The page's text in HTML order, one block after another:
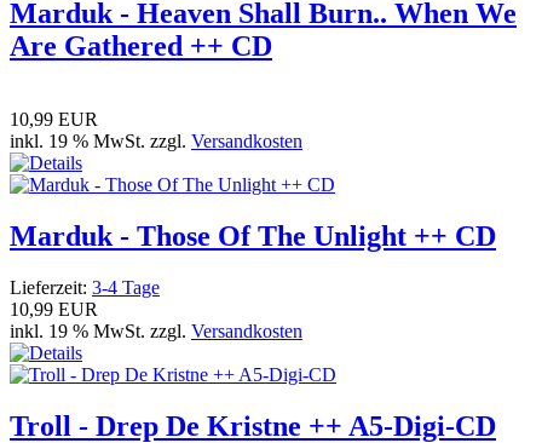
Marduk - Heaven Shall Burn.. When We
Are Gathered ++ CD
10,99 EUR
inkl. 19 % MwSt. zzgl. Versandkosten
Marduk - Those Of The Unlight ++ CD
Lieferzeit: 3-4 Tage
10,99 EUR
inkl. 19 % MwSt. zzgl. Versandkosten
Troll - Drep De Kristne ++ A5-Digi-CD